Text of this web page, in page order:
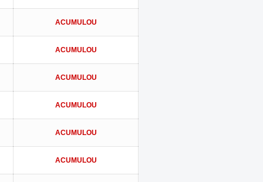
ACUMULOU
ACUMULOU
ACUMULOU
ACUMULOU
ACUMULOU
ACUMULOU